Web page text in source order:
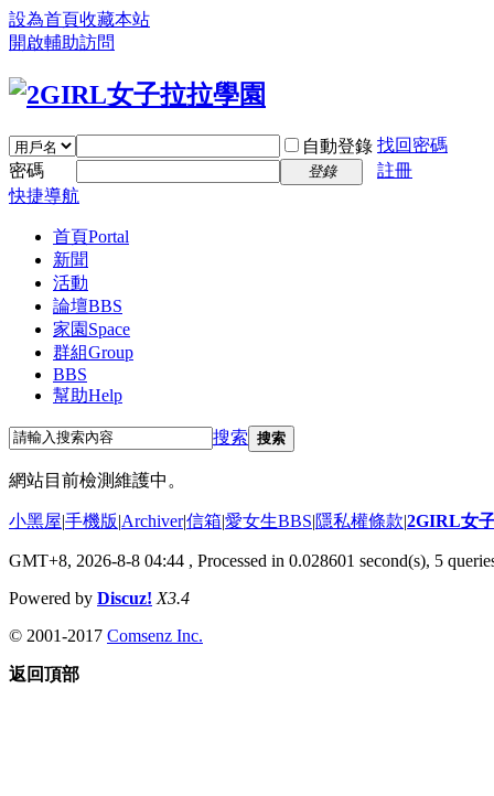
設為首頁收藏本站
開啟輔助訪問
自動登錄 找回密碼
密碼
登錄
註冊
快捷導航
首頁Portal
新聞
活動
論壇BBS
家園 Space
群組Group
BBS
幫助Help
搜索 搜索
網站目前檢測維護中。
小黑屋|手機版|Archiver|信箱|愛女生BBS|隱私權條款|2GIRL女
GMT+8, 2026-8-8 04:44 , Processed in 0.028601 second(s), 5
Powered by Discuz! X3.4
© 2001-2017 Comsenz Inc.
返回頂部